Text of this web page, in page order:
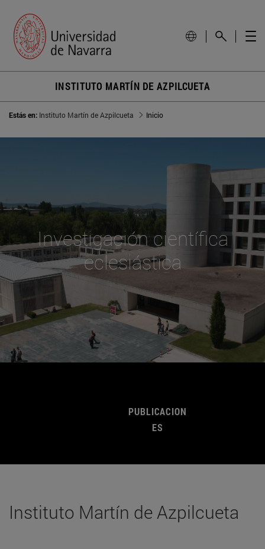
INSTITUTO MARTÍN DE AZPILCUETA
Estás en: Instituto Martín de Azpilcueta Inicio
Investigación científica
eclesiástica
PUBLICACION
ES
Instituto Martín de Azpilcueta